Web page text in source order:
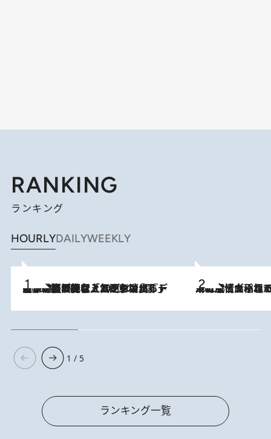
RANKING
ランキング
HOURLYDAILYWEEKLY
2026.8.5
【なぜ吉沢亮は「気配を消せる」のか？】興行収入208億の『国宝』を経て挑むミュージカル『ディア・エヴァン・ハンセン』。トップ俳優が舞台上でさらけ出した“孤独”とは 2026.8.5
下町風情あふれる台北屈指の人気エリア・大稲埕でセンスのいい台湾土産《ヴ
1 / 5
ランキング一覧